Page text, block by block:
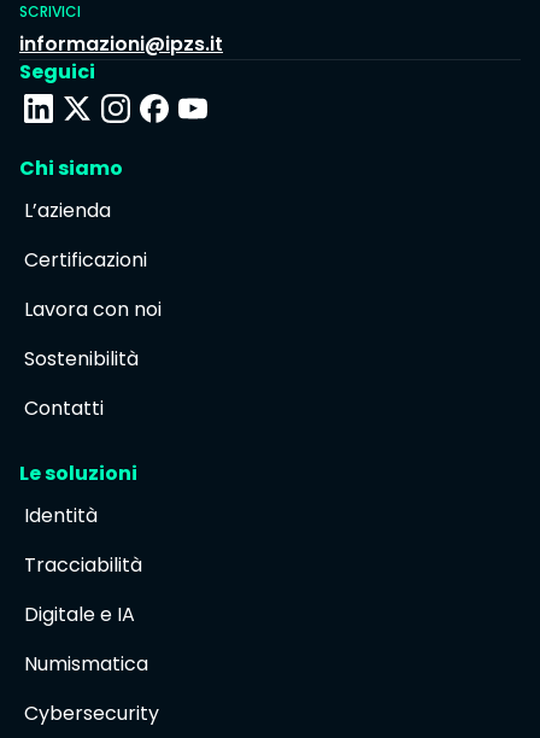
SCRIVICI
informazioni@ipzs.it
Seguici
Chi siamo
L’azienda
Certificazioni
Lavora con noi
Sostenibilità
Contatti
Le soluzioni
Identità
Tracciabilità
Digitale e IA
Numismatica
Cybersecurity